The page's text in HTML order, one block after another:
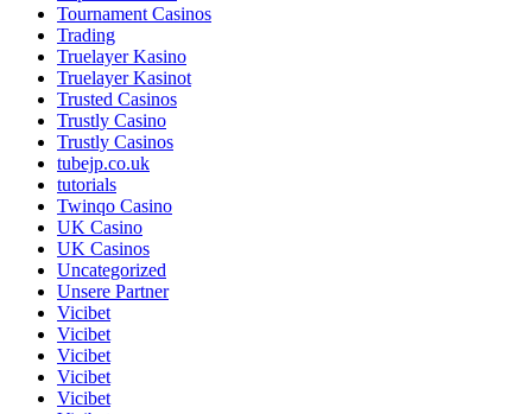
Tournament Casinos
Trading
Truelayer Kasino
Truelayer Kasinot
Trusted Casinos
Trustly Casino
Trustly Casinos
tubejp.co.uk
tutorials
Twinqo Casino
UK Casino
UK Casinos
Uncategorized
Unsere Partner
Vicibet
Vicibet
Vicibet
Vicibet
Vicibet